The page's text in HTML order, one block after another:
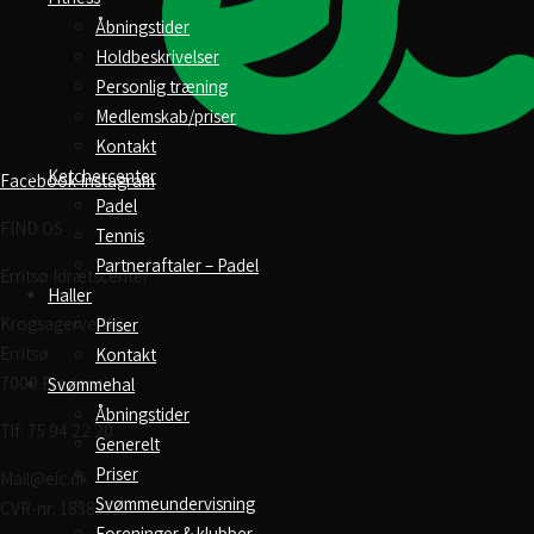
Åbningstider
Holdbeskrivelser
Personlig træning
Medlemskab/priser
Kontakt
Ketchercenter
Padel
Tennis
Partneraftaler – Padel
Haller
Priser
Kontakt
Svømmehal
Åbningstider
Generelt
Priser
Svømmeundervisning
FacebookInstagram
FIND OS
Erritsø Idrætscenter
Krogsagervej 40
Erritsø
7000 Fredericia
Tlf: 75 94 22 20
Mail@eic.dk
CVR-nr: 18383535